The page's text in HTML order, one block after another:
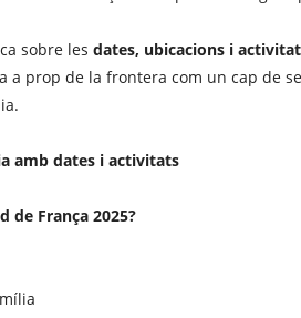
sobre les dates, ubicacions i
a prop de la frontera com un cap
amb dates i activitats
de França 2025?